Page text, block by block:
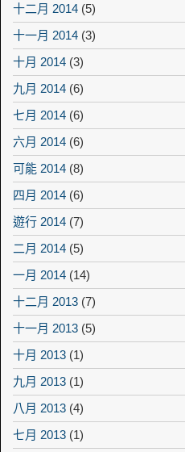
十二月 2014 (5)
十一月 2014 (3)
十月 2014 (3)
九月 2014 (6)
七月 2014 (6)
六月 2014 (6)
可能 2014 (8)
四月 2014 (6)
遊行 2014 (7)
二月 2014 (5)
一月 2014 (14)
十二月 2013 (7)
十一月 2013 (5)
十月 2013 (1)
九月 2013 (1)
八月 2013 (4)
七月 2013 (1)